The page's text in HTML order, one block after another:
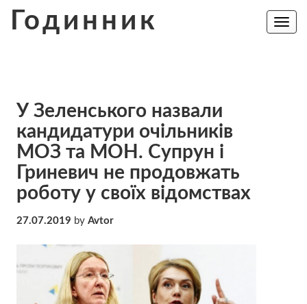
Годинник
Toggle
У Зеленського назвали
кандидатури очільників
МОЗ та МОН. Супрун і
Гриневич не продовжать
роботу у своїх відомствах
27.07.2019 by Avtor